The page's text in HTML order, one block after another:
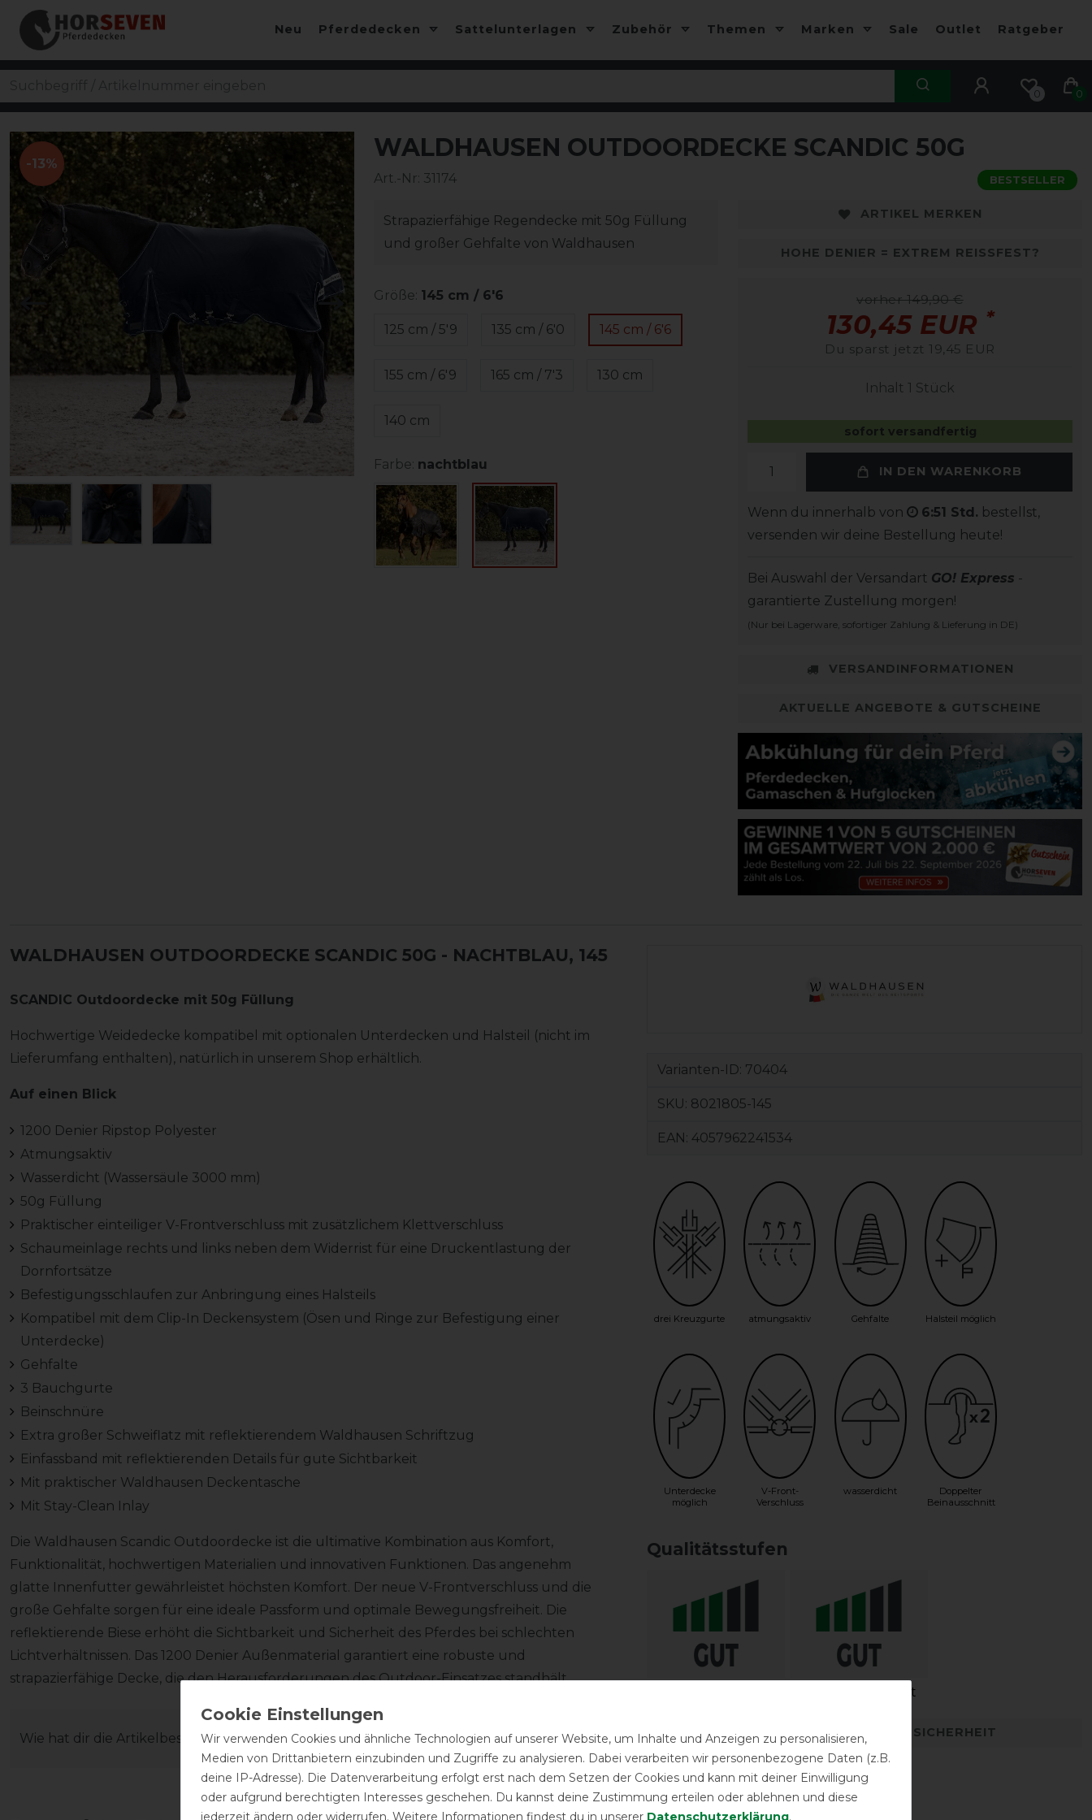
Neu Pferdedecken Sattelunterlagen Zubehör Themen Marken Sale Outlet Ratgeber
0 0
-13%
WALDHAUSEN OUTDOORDECKE SCANDIC 50G
Art.-Nr: 31174 BESTSELLER
Strapazierfähige Regendecke mit 50g Füllung
und großer Gehfalte von Waldhausen
Größe: 145 cm / 6'6
125 cm / 5'9 135 cm / 6'0 145 cm / 6'6
155 cm / 6'9 165 cm / 7'3 130 cm
140 cm
Farbe: nachtblau
ARTIKEL MERKEN
HOHE DENIER = EXTREM REISSFEST?
vorher 149,90 €
130,45 EUR *
Du sparst jetzt 19,45 EUR
Inhalt 1 Stück
sofort versandfertig
IN DEN WARENKORB
Wenn du innerhalb von 6:51 Std. bestellst,
versenden wir deine Bestellung heute!
Bei Auswahl der Versandart GO! Express -
garantierte Zustellung morgen!
(Nur bei Lagerware, sofortiger Zahlung & Lieferung in DE)
VERSANDINFORMATIONEN
AKTUELLE ANGEBOTE & GUTSCHEINE
WALDHAUSEN OUTDOORDECKE SCANDIC 50G - NACHTBLAU, 145
SCANDIC Outdoordecke mit 50g Füllung
Hochwertige Weidedecke kompatibel mit optionalen Unterdecken und Halsteil (nicht im
Lieferumfang enthalten), natürlich in unserem Shop erhältlich.
Auf einen Blick
1200 Denier Ripstop Polyester
Atmungsaktiv
Wasserdicht (Wassersäule 3000 mm)
50g Füllung
Praktischer einteiliger V-Frontverschluss mit zusätzlichem Klettverschluss
Schaumeinlage rechts und links neben dem Widerrist für eine Druckentlastung der
Dornfortsätze
Befestigungsschlaufen zur Anbringung eines Halsteils
Kompatibel mit dem Clip-In Deckensystem (Ösen und Ringe zur Befestigung einer
Unterdecke)
Gehfalte
3 Bauchgurte
Beinschnüre
Extra großer Schweiflatz mit reflektierendem Waldhausen Schriftzug
Einfassband mit reflektierenden Details für gute Sichtbarkeit
Mit praktischer Waldhausen Deckentasche
Mit Stay-Clean Inlay
Die Waldhausen Scandic Outdoordecke ist die ultimative Kombination aus Komfort,
Funktionalität, hochwertigen Materialien und innovativen Funktionen. Das angenehm
glatte Innenfutter gewährleistet höchsten Komfort. Der neue V-Frontverschluss und die
große Gehfalte sorgen für eine ideale Passform und optimale Bewegungsfreiheit. Die
reflektierende Biese erhöht die Sichtbarkeit und Sicherheit des Pferdes bei schlechten
Lichtverhältnissen. Das 1200 Denier Außenmaterial garantiert eine robuste und
strapazierfähige Decke, die den Herausforderungen des Outdoor-Einsatzes standhält.
Wie hat dir die Artikelbeschreibung gefallen?
Varianten-ID: 70404
SKU: 8021805-145
EAN: 4057962241534
drei Kreuzgurte atmungsaktiv Gehfalte Halsteil möglich
Unterdecke
möglich
V-Front-
Verschluss
wasserdicht
Doppelter
Beinausschnitt
Qualitätsstufen
Wasserdichtigkeit
DETAILS ZUR PRODUKTSICHERHEIT
Wir verwenden Cookies und ähnliche Technologien auf unserer Website, um Inhalte und Anzeigen zu personalisieren,
Medien von Drittanbietern einzubinden und Zugriffe zu analysieren. Dabei verarbeiten wir personenbezogene Daten (z.B.
deine IP-Adresse). Die Datenverarbeitung erfolgt erst nach dem Setzen der Cookies und kann mit deiner Einwilligung
oder aufgrund berechtigten Interesses geschehen. Du kannst deine Zustimmung erteilen oder ablehnen und diese
jederzeit ändern oder widerrufen. Weitere Informationen findest du in unserer Daten­schutz­erklärung.